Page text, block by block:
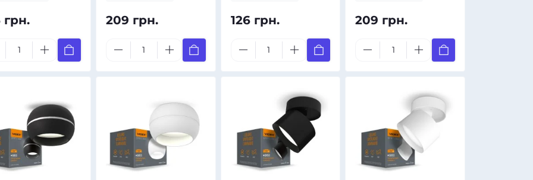
грн. 209 грн. 126 грн. 209 грн.